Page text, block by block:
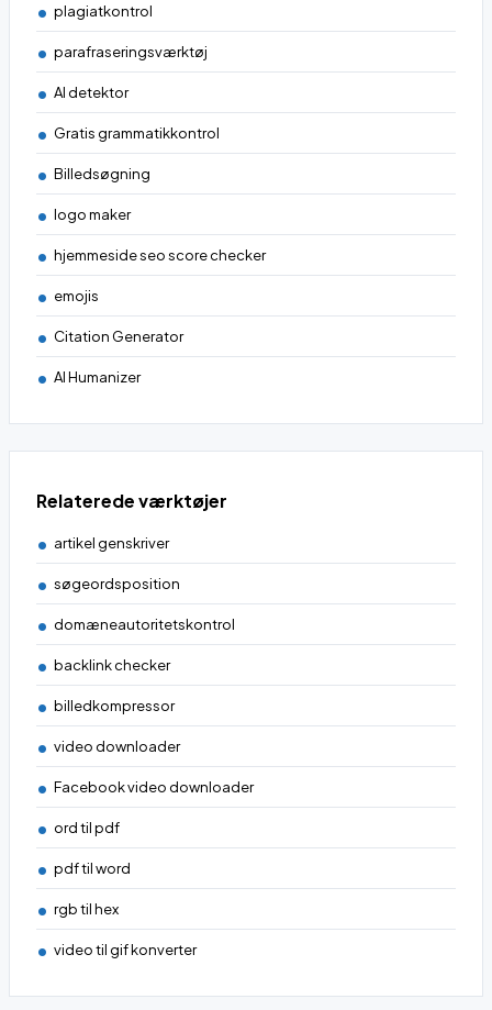
plagiatkontrol
parafraseringsværktøj
AI detektor
Gratis grammatikkontrol
Billedsøgning
logo maker
hjemmeside seo score checker
emojis
Citation Generator
AI Humanizer
Relaterede værktøjer
artikel genskriver
søgeordsposition
domæneautoritetskontrol
backlink checker
billedkompressor
video downloader
Facebook video downloader
ord til pdf
pdf til word
rgb til hex
video til gif konverter